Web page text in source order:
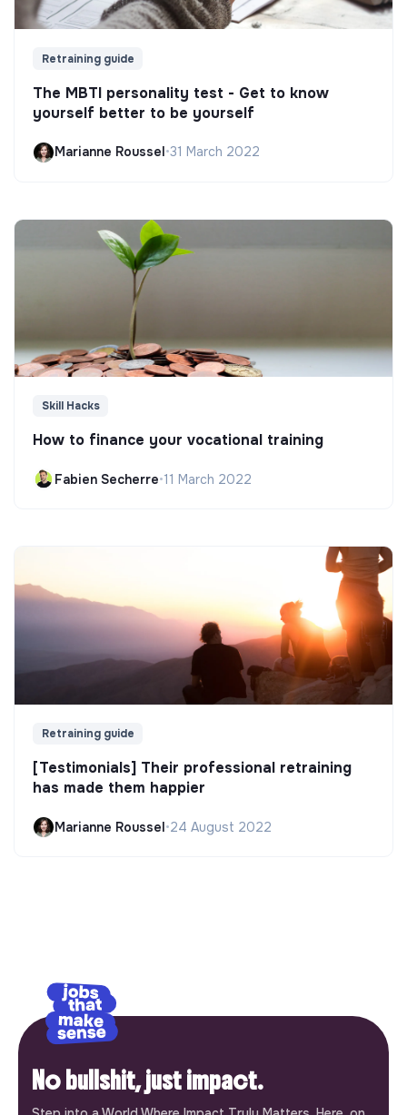
Retraining guide
The MBTI personality test - Get to know
yourself better to be yourself
Marianne Roussel•31 March 2022
Skill Hacks
How to finance your vocational training
Fabien Secherre•11 March 2022
Retraining guide
[Testimonials] Their professional retraining
has made them happier
Marianne Roussel•24 August 2022
No bullshit, just impact.